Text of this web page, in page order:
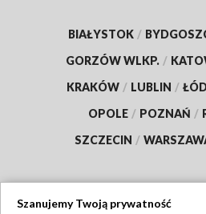
BIAŁYSTOK /
GORZÓW WLKP. /
KRAKÓW / LUBLIN /
OPOLE / POZNAŃ /
SZCZECIN /
Szanujemy Twoją prywatność